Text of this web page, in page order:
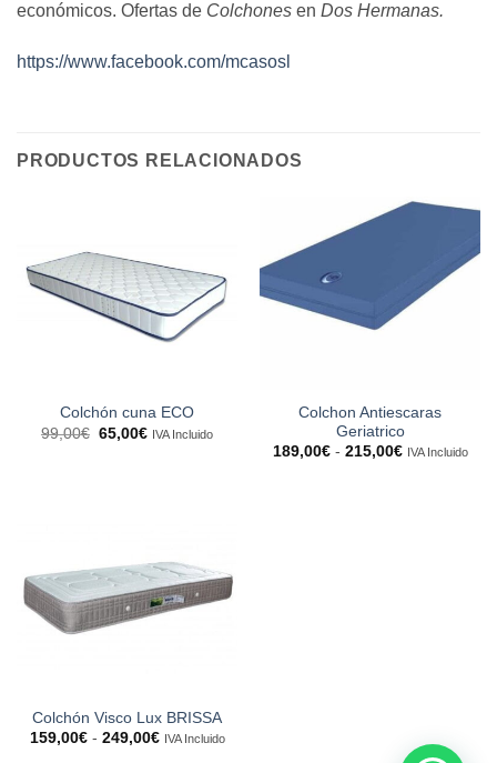
económicos. Ofertas de Colchones en Dos Hermanas.
https://www.facebook.com/mcasosl
PRODUCTOS RELACIONADOS
Colchón cuna ECO
99,00€ El
65,00€ElIVA Incluido
Colchon Antiescaras
Geriatrico
189,00€ - 215,00€Rango
IVA Incluido
Colchón Visco Lux BRISSA
159,00€ - 249,00€Rango
IVA Incluido